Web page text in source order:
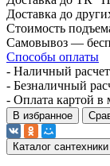
Доставка до
Стоимость
Самовывоз —
Способы оплаты
- Наличный расчет
- Безналичный
- Оплата картой в
В избранное
Каталог сантехники